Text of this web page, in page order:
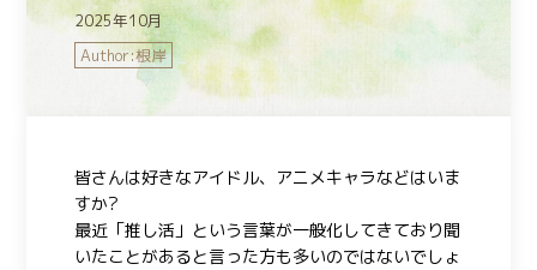
2025年10月
根岸
皆さんは好きなアイドル、アニメキャラなどはいま
すか?
最近「推し活」という言葉が一般化してきており聞
いたことがあると言った方も多いのではないでしょ